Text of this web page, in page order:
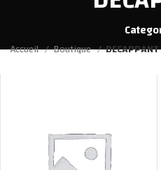
Accueil Boutique DECAPPANT